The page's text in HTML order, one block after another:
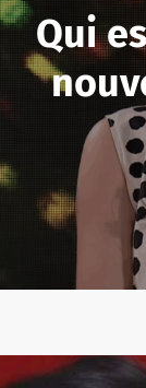
Qui